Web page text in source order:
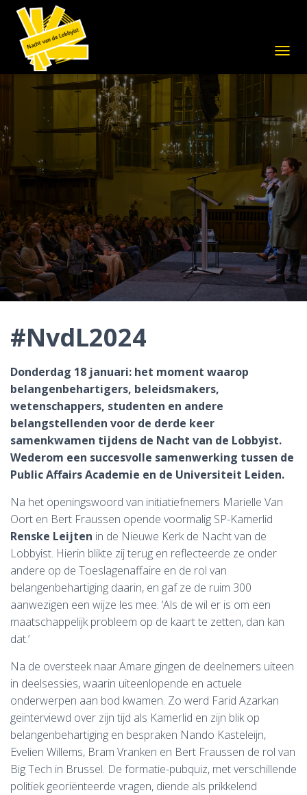
N
A
V
I
G
A
I
E
#NvdL2024
Donderdag 18 januari: het moment waarop
belangenbehartigers, beleidsmakers,
wetenschappers, studenten en andere
belangstellenden voor de derde keer
samenkwamen tijdens de Nacht van de Lobbyist.
Wederom een succesvolle samenwerking tussen de
Public Affairs Academie en de Universiteit Leiden.
Na het openingswoord van initiatiefnemers Marielle Van
Oort en Bert Fraussen opende voormalig SP-Kamerlid
Renske Leijten in de Nieuwe Kerk de Nacht van de
Lobbyist. Hierin blikte zij terug en reflecteerde ze onder
andere op de Toeslagenaffaire en de rol van
belangenbehartiging daarin, en gaf ze de ruim 300
aanwezigen een wijze les mee. ‘Als de wil er is om een
maatschappelijk probleem op de kaart te zetten, dan kan
dat.’
Na de oversteek naarAmare gingen de deelnemers uiteen
in deelsessies, waarin uiteenlopende en actuele
onderwerpen aan bod kwamen. Zo werd Farid Azarkan
geïnterviewd over zijn tijd als Kamerlid en zijn blik op
belangenbehartiging en bespraken Nando Kasteleijn,
Evelien Willems, Bram Vranken en Bert Fraussen de rol van
Big Tech in Brussel. De formatie-pubquiz, met verschillende
politiek georiënteerde vragen, diende als prikkelend